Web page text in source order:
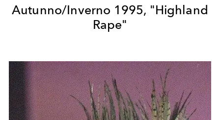
Autunno/Inverno 1995, "Highland
Rape"